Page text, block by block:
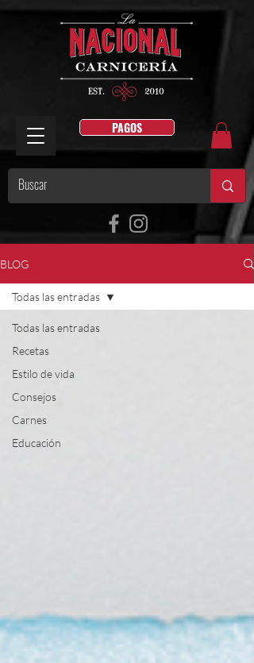
PAGOS
BLOG
Todas las entradas
Recetas
Estilo de vida
Consejos
Carnes
Educación
Todas las entradas